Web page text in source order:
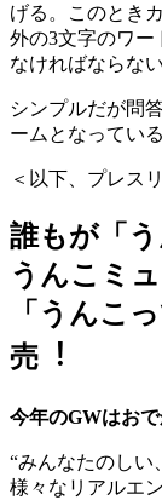
げる。このとき
外の3文字のワー
なければならない
シンプルだが問
ームとなっている
＜以下、プレス
誰もが「
うんこミ
「うんこ
売︕
今年のGWはお
“みんなたのしい
様々なリアルエ